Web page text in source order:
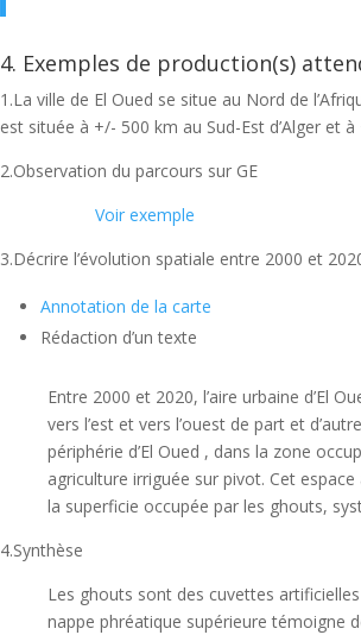
4. Exemples de production(s)
1.La ville de El Oued se situe au Nord de
est située à +/- 500 km au Sud-Est d’Alger et
2.Observation du parcours sur GE
Voir exemple
3.Décrire l’évolution spatiale entre 2000 et
Annotation de la carte
Rédaction d’un texte
Entre 2000 et 2020, l’aire urbaine d’El
vers l’est et vers l’ouest de part et
périphérie d’El Oued , dans la zone
agriculture irriguée sur pivot. Cet
la superficie occupée par les ghouts,
4.Synthèse
Les ghouts sont des cuvettes
nappe phréatique supérieure témoigne